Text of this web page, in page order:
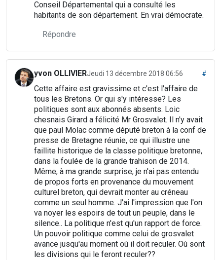
Conseil Départemental qui a consulté les
habitants de son département. En vrai démocrate.
Répondre
yvon OLLIVIERJeudi 13 décembre 2018 06:56 #
Cette affaire est gravissime et c'est l'affaire de
tous les Bretons. Or qui s'y intéresse? Les
politiques sont aux abonnés absents. Loic
chesnais Girard a félicité Mr Grosvalet. Il n'y avait
que paul Molac comme député breton à la conf de
presse de Bretagne réunie, ce qui illustre une
faillite historique de la classe politique bretonne,
dans la foulée de la grande trahison de 2014.
Même, à ma grande surprise, je n'ai pas entendu
de propos forts en provenance du mouvement
culturel breton, qui devrait monter au créneau
comme un seul homme. J'ai l'impression que l'on
va noyer les espoirs de tout un peuple, dans le
silence.. La politique n'est qu'un rapport de force.
Un pouvoir politique comme celui de grosvalet
avance jusqu'au moment où il doit reculer. Où sont
les divisions qui le feront reculer??